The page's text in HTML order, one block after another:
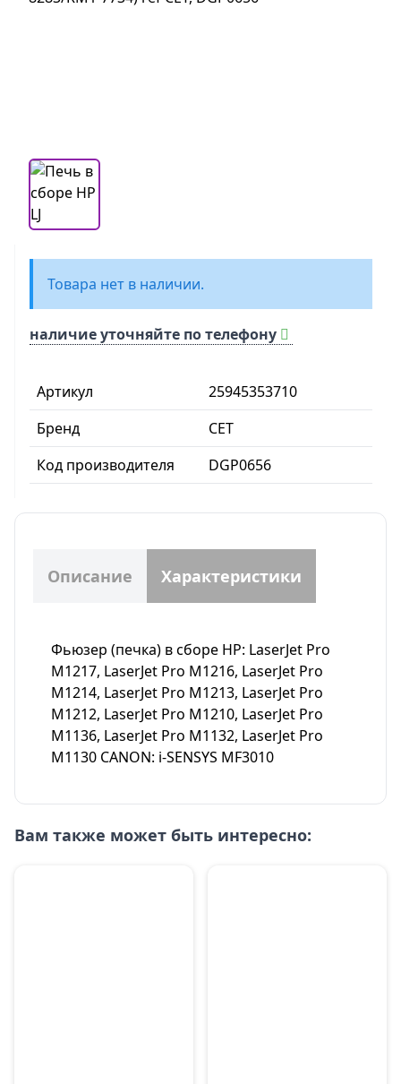
Артикул
25945353710
Бренд
CET
Код производителя
DGP0656
Товара нет в наличии.
наличие уточняйте по телефону
Описание Характеристики
Фьюзер (печка) в сборе HP: LaserJet Pro
M1217, LaserJet Pro M1216, LaserJet Pro
M1214, LaserJet Pro M1213, LaserJet Pro
M1212, LaserJet Pro M1210, LaserJet Pro
M1136, LaserJet Pro M1132, LaserJet Pro
M1130 CANON: i-SENSYS MF3010
Вам также может быть интересно: